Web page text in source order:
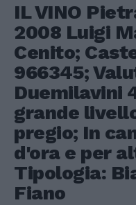
IL VINO
2008 Luigi
Cenito;
966345;
Duemilavini
grande
pregio; In
d'ora e per
Tipologia:
Fiano